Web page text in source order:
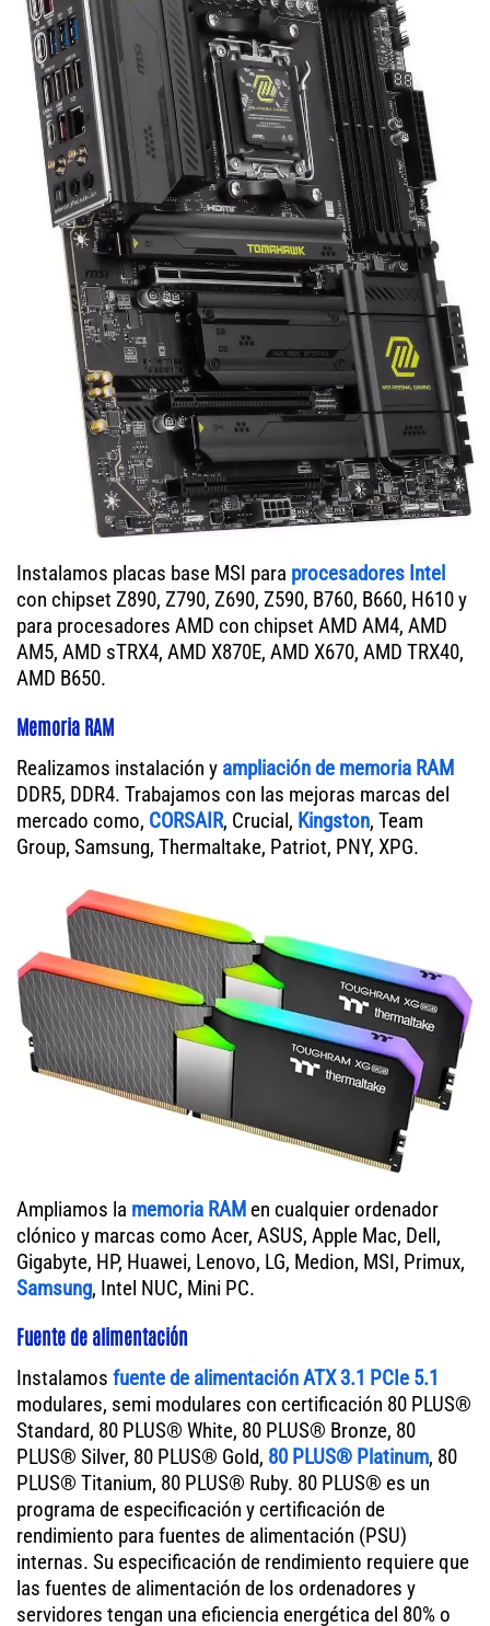
Instalamos placas base MSI para procesadores Intel
con chipset Z890, Z790, Z690, Z590, B760, B660, H610 y
para procesadores AMD con chipset AMD AM4, AMD
AM5, AMD sTRX4, AMD X870E, AMD X670, AMD TRX40,
AMD B650.
Memoria RAM
Realizamos instalación y ampliación de memoria RAM
DDR5, DDR4. Trabajamos con las mejoras marcas del
mercado como, CORSAIR, Crucial, Kingston, Team
Group, Samsung, Thermaltake, Patriot, PNY, XPG.
Ampliamos la memoria RAM en cualquier ordenador
clónico y marcas como Acer, ASUS, Apple Mac, Dell,
Gigabyte, HP, Huawei, Lenovo, LG, Medion, MSI, Primux,
Samsung, Intel NUC, Mini PC.
Fuente de alimentación
Instalamos fuente de alimentación ATX 3.1 PCIe 5.1
modulares, semi modulares con certificación 80 PLUS®
Standard, 80 PLUS® White, 80 PLUS® Bronze, 80
PLUS® Silver, 80 PLUS® Gold, 80 PLUS® Platinum, 80
PLUS® Titanium, 80 PLUS® Ruby. 80 PLUS® es un
programa de especificación y certificación de
rendimiento para fuentes de alimentación (PSU)
internas. Su especificación de rendimiento requiere que
las fuentes de alimentación de los ordenadores y
servidores tengan una eficiencia energética del 80% o